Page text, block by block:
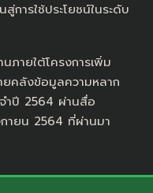
ารใช้ประโยชน์ในระดับ
ภายใต้โครงการเพิ่ม
ยคลังข้อมูลความหลาก
ำปี 2564 ผ่านสื่อ
ายน 2564 ที่ผ่านมา